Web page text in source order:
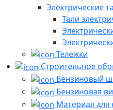
Электрические
Тали
Тележки
Строительное
Бензиновый
Бензиновая
Материал для